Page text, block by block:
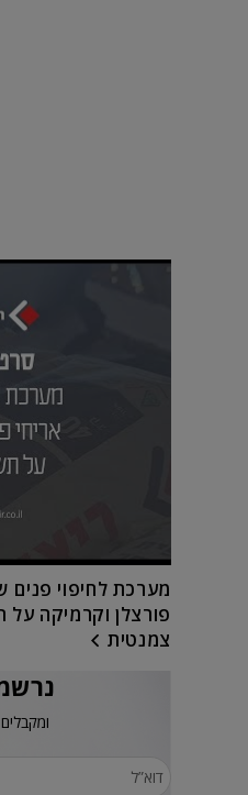
מערכת לחיפוי פנים
פורצלן וקרמיקה על
צמנטית